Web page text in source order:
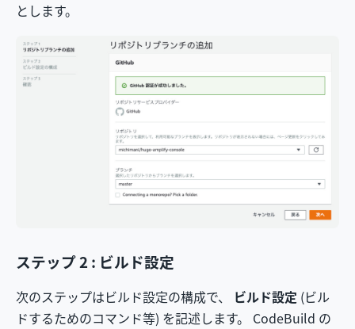
とします。
ステップ 2 : ビルド設定
次のステップはビルド設定の構成で、 ビルド設定 (ビル
ドするためのコマンド等) を記述します。 CodeBuild の